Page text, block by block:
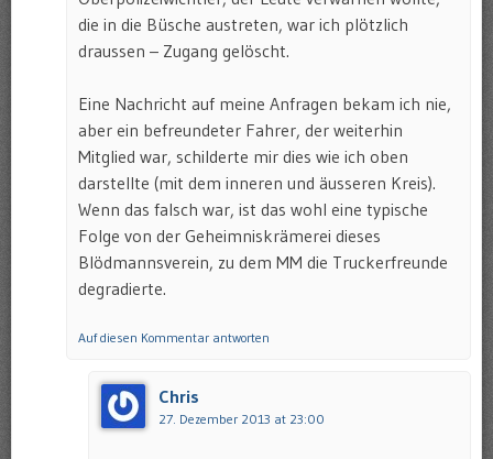
die in die Büsche austreten, war ich plötzlich
draussen – Zugang gelöscht.
Eine Nachricht auf meine Anfragen bekam ich nie,
aber ein befreundeter Fahrer, der weiterhin
Mitglied war, schilderte mir dies wie ich oben
darstellte (mit dem inneren und äusseren Kreis).
Wenn das falsch war, ist das wohl eine typische
Folge von der Geheimniskrämerei dieses
Blödmannsverein, zu dem MM die Truckerfreunde
degradierte.
Auf diesen Kommentar antworten
Chris
27. Dezember 2013 at 23:00